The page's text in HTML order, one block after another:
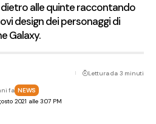
alle quinte raccontando
design dei personaggi di
Galaxy.
2021 alle 3:07 PM
fa NEWS
Lettura da 3 minuti